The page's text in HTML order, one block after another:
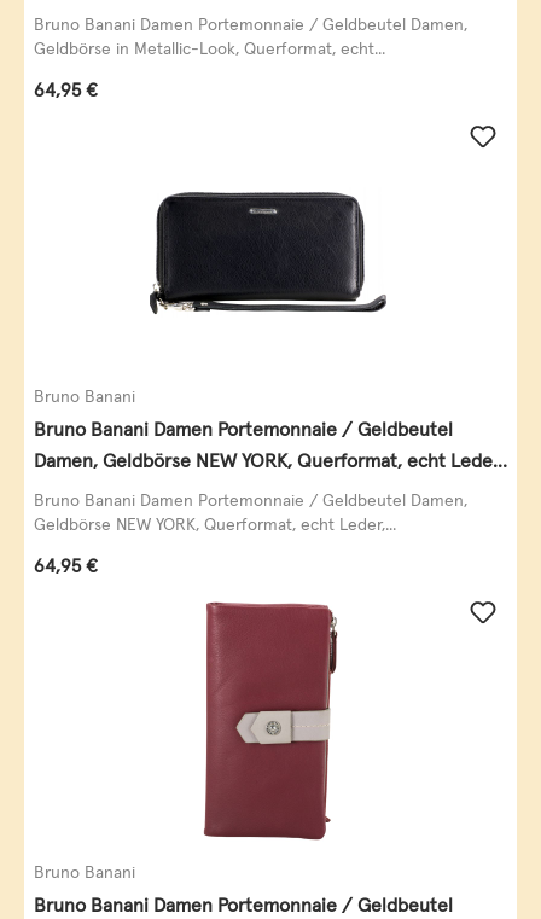
Leder, schwarz-gold
Bruno Banani Damen Portemonnaie / Geldbeutel Damen,
Geldbörse in Metallic-Look, Querformat, echt...
Regulärer Preis:
64,95 €
Bruno Banani
Bruno Banani Damen Portemonnaie / Geldbeutel
Damen, Geldbörse NEW YORK, Querformat, echt Leder,
schwarz
Bruno Banani Damen Portemonnaie / Geldbeutel Damen,
Geldbörse NEW YORK, Querformat, echt Leder,...
Regulärer Preis:
64,95 €
Bruno Banani
Bruno Banani Damen Portemonnaie / Geldbeutel